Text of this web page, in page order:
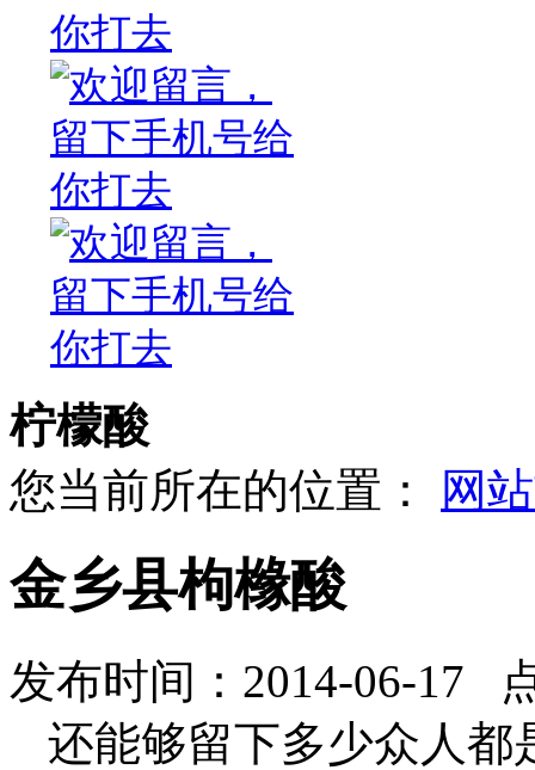
柠檬酸
您当前所在的位置：
网
金乡县枸橼酸
发布时间：2014-06-17
还能够留下多少众人都